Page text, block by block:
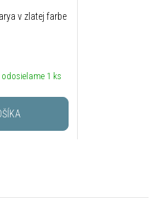
v zlatej farbe
1 ks